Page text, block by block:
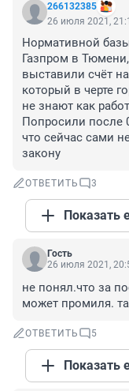
266132385
26 июля 2021,
Нормативной
Газпром в
выставили счёт
который в черте
не знают как
Попросили после
что сейчас сами
закону
ОТВЕТИТЬ 3
Показать
Гость
26 июля 2021,
не понял.что за
может промиля.
ОТВЕТИТЬ 5
Показать